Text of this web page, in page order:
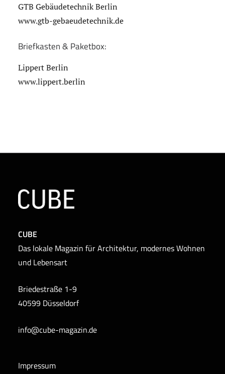
GTB Gebäudetechnik Berlin
www.gtb-gebaeudetechnik.de
Briefkasten & Paketbox:
Lippert Berlin
www.lippert.berlin
CUBE
Das lokale Magazin für Architektur, modernes Wohnen
und Lebensart
Briedestraße 1-9
40599 Düsseldorf
info@cube-magazin.de
Impressum